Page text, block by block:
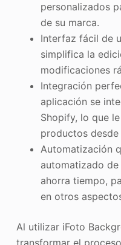
personalizados
de su marca.
Interfaz fácil de
simplifica la
modificaciones
Integración
aplicación se
Shopify, lo que
productos
Automatización
automatizado
ahorra tiempo,
en otros
Al utilizar iFoto